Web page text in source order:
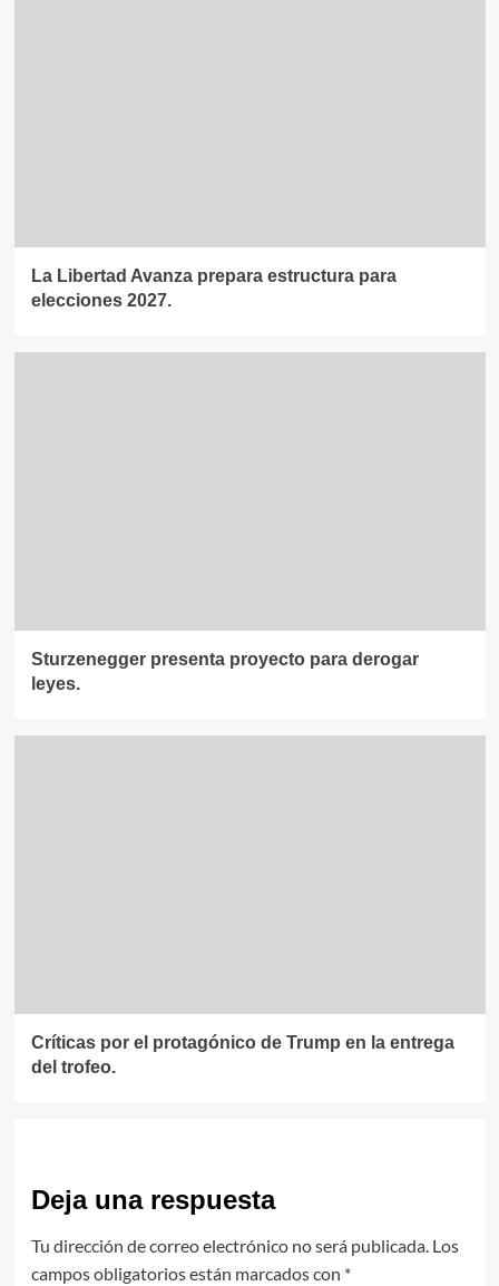
La Libertad Avanza prepara estructura para
elecciones 2027.
Sturzenegger presenta proyecto para derogar
leyes.
Críticas por el protagónico de Trump en la entrega
del trofeo.
Deja una respuesta
Tu dirección de correo electrónico no será publicada. Los
campos obligatorios están marcados con *